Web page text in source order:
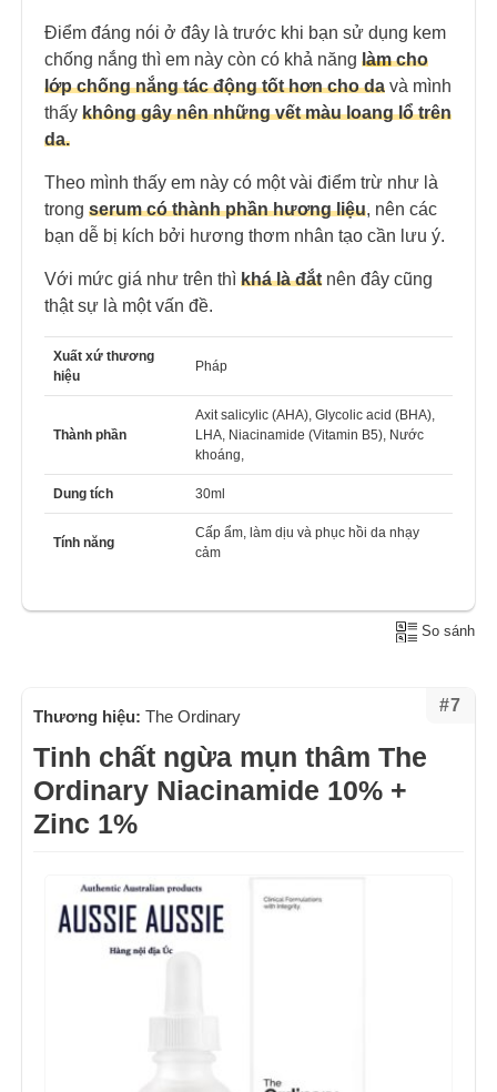
Điểm đáng nói ở đây là trước khi bạn sử dụng kem
chống nắng thì em này còn có khả năng làmcho
lớp chống nắng tác động tốt hơn cho da và mình
thấy không gây nên những vết màu loang lổ trên
da.
Theo mình thấy em này có một vài điểm trừ như là
trong serum có thành phần hương liệu, nên các
bạn dễ bị kích bởi hương thơm nhân tạo cần lưu ý.
Với mức giá như trên thì khá là đắt nên đây cũng
thật sự là một vấn đề.
Xuất xứ thương
hiệu
Pháp
Thành phần
Axit salicylic (AHA), Glycolic acid (BHA),
LHA, Niacinamide (Vitamin B5), Nước
khoáng,
Dung tích 30ml
Tính năng
Cấp ẩm, làm dịu và phục hồi da nhạy
cảm
So sánh
#7
Thương hiệu: The Ordinary
Tinh chất ngừa mụn thâm The
Ordinary Niacinamide 10% +
Zinc 1%